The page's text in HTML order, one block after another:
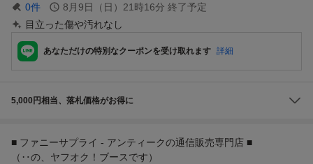
0件 8月9日（日）21時16分 終了予定
目立った傷や汚れなし
あなただけの特別なクーポンを受け取れます 詳細
5,000円相当、落札価格がお得に
■ ファニーサプライ - アンティークの通信販売専門店 ■
（‥の、ヤフオク！ブースです）